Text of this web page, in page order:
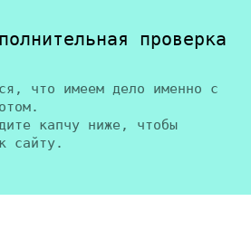
проверка
что имеем дело именно с
капчу ниже, чтобы
сайту.